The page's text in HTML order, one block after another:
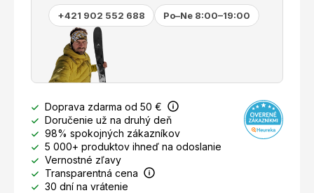
+421 902 552 688 Po–Ne 8:00–19:00
Doprava zdarma od 50 €
Doručenie už na druhý deň
98% spokojných zákazníkov
5 000+ produktov ihneď na odoslanie
Vernostné zľavy
Transparentná cena
30 dní na vrátenie